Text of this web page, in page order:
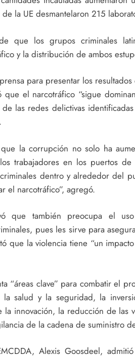
la UE desmantelaron 215
que los grupos criminales
y la distribución de ambos
para presentar los
que el narcotráfico “sigue
las redes delictivas
que la corrupción no solo ha
trabajadores en los puertos
dentro y alrededor del
el narcotráfico”, agregó.
que también preocupa el
pues les sirve para
que la violencia tiene “un
“áreas clave” para combatir el
la salud y la seguridad, la
innovación, la reducción de las
de la cadena de suministro
Alexis Goosdeel,